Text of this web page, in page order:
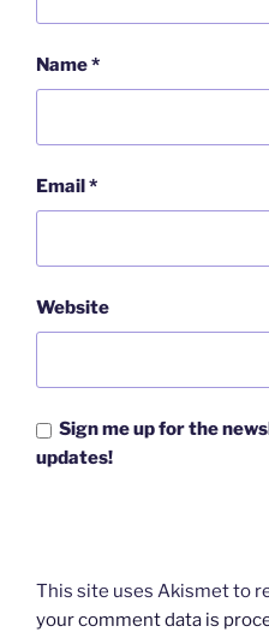
Name*
Email*
Website
Sign me up for the
updates!
This site uses Akismet to
your comment data is